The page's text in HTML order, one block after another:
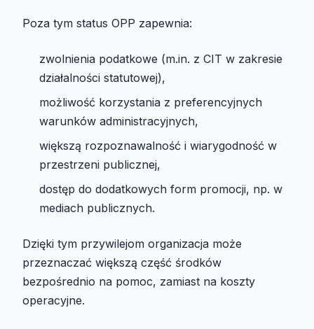
Poza tym status OPP zapewnia:
zwolnienia podatkowe (m.in. z CIT w zakresie
działalności statutowej),
możliwość korzystania z preferencyjnych
warunków administracyjnych,
większą rozpoznawalność i wiarygodność w
przestrzeni publicznej,
dostęp do dodatkowych form promocji, np. w
mediach publicznych.
Dzięki tym przywilejom organizacja może
przeznaczać większą część środków
bezpośrednio na pomoc, zamiast na koszty
operacyjne.